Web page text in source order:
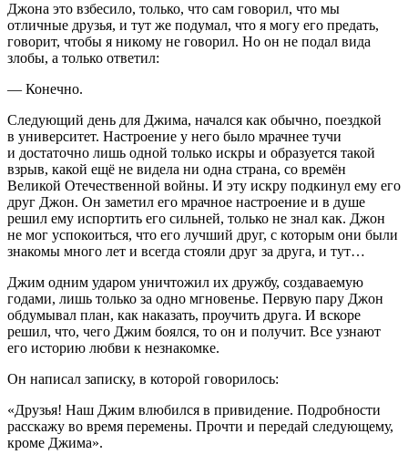
Джона это взбесило, только, что сам говорил, что мы
отличные друзья, и тут же подумал, что я могу его предать,
говорит, чтобы я никому не говорил. Но он не подал вида
злобы, а только ответил:
— Конечно.
Следующий день для Джима, начался как обычно, поездкой
в университет. Настроение у него было мрачнее тучи
и достаточно лишь одной только искры и образуется такой
взрыв, какой ещё не видела ни одна страна, со времён
Великой Отечественной войны. И эту искру подкинул ему его
друг Джон. Он заметил его мрачное настроение и в душе
решил ему испортить его сильней, только не знал как. Джон
не мог успокоиться, что его лучший друг, с которым они были
знакомы много лет и всегда стояли друг за друга, и тут…
Джим одним ударом уничтожил их дружбу, создаваемую
годами, лишь только за одно мгновенье. Первую пару Джон
обдумывал план, как наказать, проучить друга. И вскоре
решил, что, чего Джим боялся, то он и получит. Все узнают
его историю любви к незнакомке.
Он написал записку, в которой говорилось:
«Друзья! Наш Джим влюбился в привидение. Подробности
расскажу во время перемены. Прочти и передай следующему,
кроме Джима».